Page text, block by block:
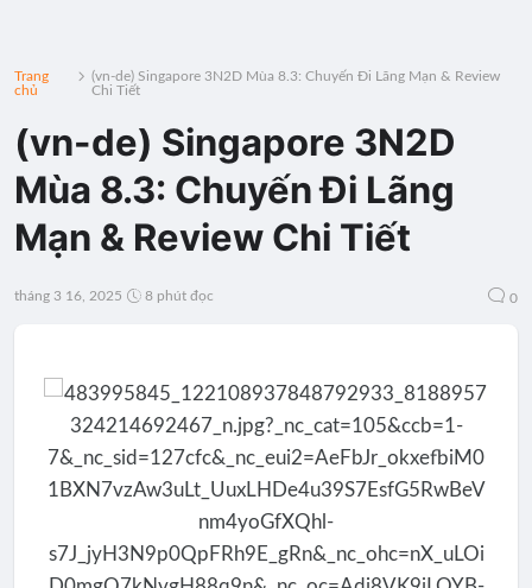
Trang
chủ
(vn-de) Singapore 3N2D Mùa 8.3: Chuyến Đi Lãng Mạn & Review
Chi Tiết
(vn-de) Singapore 3N2D
Mùa 8.3: Chuyến Đi Lãng
Mạn & Review Chi Tiết
tháng 3 16, 2025 8 phút đọc 0